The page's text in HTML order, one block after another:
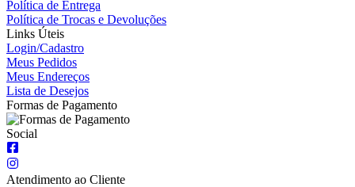
Política de Entrega
Política de Trocas e Devoluções
Links Úteis
Login/Cadastro
Meus Pedidos
Meus Endereços
Lista de Desejos
Formas de Pagamento
Social
Atendimento ao Cliente